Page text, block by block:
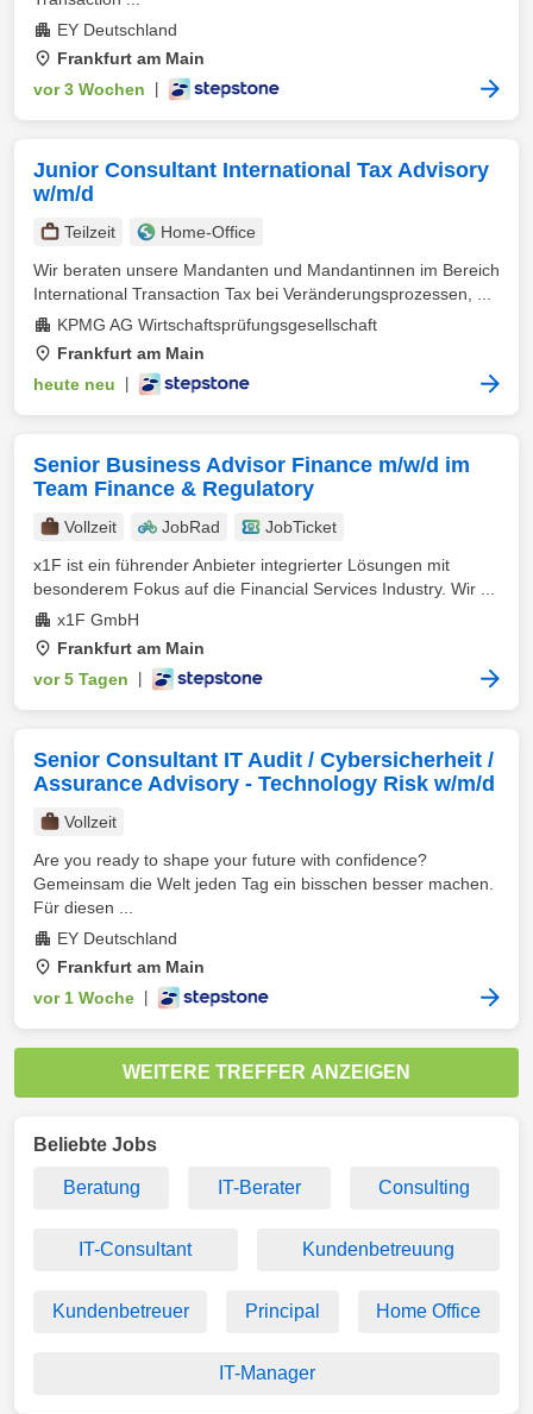
EY Deutschland
Frankfurt am Main
vor 3 Wochen
Junior Consultant International Tax Advisory
w/m/d
Teilzeit
Home-Office
Wir beraten unsere Mandanten und Mandantinnen im Bereich
International Transaction Tax bei Veränderungsprozessen, ...
KPMG AG Wirtschaftsprüfungsgesellschaft
Frankfurt am Main
heute neu
Senior Business Advisor Finance m/w/d im
Team Finance & Regulatory
Vollzeit JobRad
JobTicket
x1F ist ein führender Anbieter integrierter Lösungen mit
besonderem Fokus auf die Financial Services Industry. Wir ...
x1F GmbH
Frankfurt am Main
vor 5 Tagen
Senior Consultant IT Audit / Cybersicherheit /
Assurance Advisory - Technology Risk w/m/d
Vollzeit
Are you ready to shape your future with confidence?
Gemeinsam die Welt jeden Tag ein bisschen besser machen.
Für diesen ...
EY Deutschland
Frankfurt am Main
vor 1 Woche
WEITERE TREFFER ANZEIGEN
Beliebte Jobs
Beratung IT-Berater Consulting
IT-Consultant Kundenbetreuung
Kundenbetreuer Principal Home Office
IT-Manager